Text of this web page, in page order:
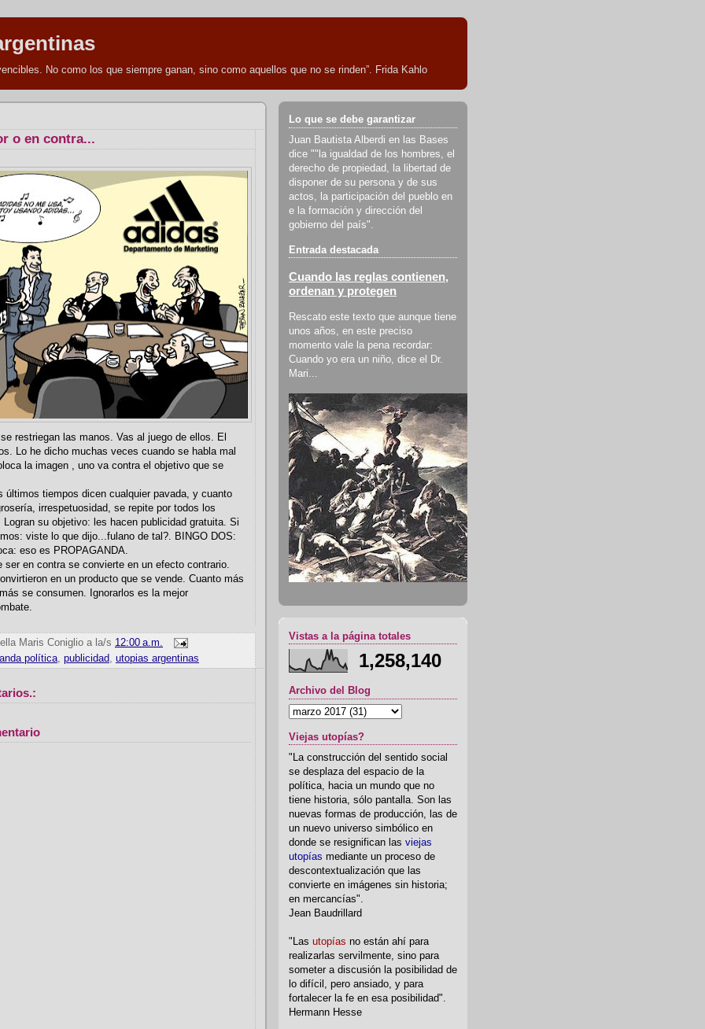
No como los que siempre ganan, sino como aquellos que no se rinden”. Frida Kahlo
o en contra...
restriegan las manos. Vas al juego de ellos. El
Lo he dicho muchas veces cuando se habla mal
la imagen , uno va contra el objetivo que se
últimos tiempos dicen cualquier pavada, y cuanto
irrespetuosidad, se repite por todos los
su objetivo: les hacen publicidad gratuita. Si
viste lo que dijo...fulano de tal?. BINGO DOS:
eso es PROPAGANDA.
ser en contra se convierte en un efecto contrario.
en un producto que se vende. Cuanto más
se consumen. Ignorarlos es la mejor
Maris Coniglio a la/s 12:00 a.m.
política, publicidad, utopias argentinas
Lo que se debe garantizar
Juan Bautista Alberdi en las Bases
dice ""la igualdad de los hombres, el
derecho de propiedad, la libertad de
disponer de su persona y de sus
actos, la participación del pueblo en
e la formación y dirección del
gobierno del país".
Entrada destacada
Cuando las reglas contienen,
ordenan y protegen
Rescato este texto que aunque tiene
unos años, en este preciso
momento vale la pena recordar:
Cuando yo era un niño, dice el Dr.
Mari...
Vistas a la página totales
1,258,140
Archivo del Blog
Viejas utopías?
"La construcción del sentido social
se desplaza del espacio de la
política, hacia un mundo que no
tiene historia, sólo pantalla. Son las
nuevas formas de producción, las de
un nuevo universo simbólico en
donde se resignifican las viejas
utopías mediante un proceso de
descontextualización que las
convierte en imágenes sin historia;
en mercancías".
Jean Baudrillard
"Las utopías no están ahí para
realizarlas servilmente, sino para
someter a discusión la posibilidad de
lo difícil, pero ansiado, y para
fortalecer la fe en esa posibilidad".
Hermann Hesse